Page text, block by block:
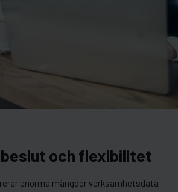
och flexibilitet
enorma mängder verksamhetsdata -